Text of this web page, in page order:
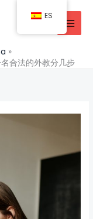
合法的外教分几步
ES